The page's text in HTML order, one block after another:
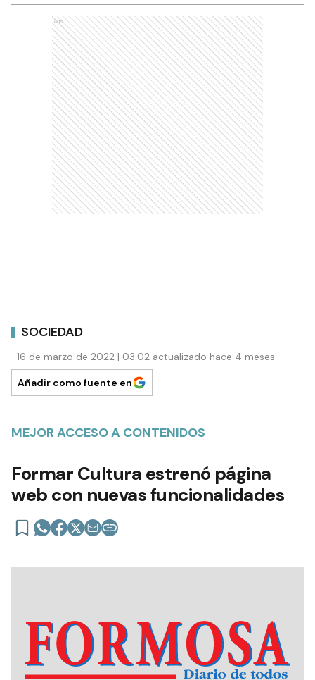
Ads
SOCIEDAD
16 de marzo de 2022 | 03:02 actualizado hace 4 meses
Añadir como fuente en
MEJOR ACCESO A CONTENIDOS
Formar Cultura estrenó página
web con nuevas funcionalidades